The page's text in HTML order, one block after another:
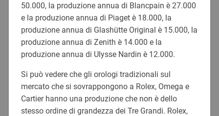
50.000, la produzione annua di Blancpain è 27.000
e la produzione annua di Piaget è 18.000, la
produzione annua di Glashütte Original è 15.000, la
produzione annua di Zenith è 14.000 e la
produzione annua di Ulysse Nardin è 12.000.
Si può vedere che gli orologi tradizionali sul
mercato che si sovrappongono a Rolex, Omega e
Cartier hanno una produzione che non è dello
stesso ordine di grandezza dei Tre Grandi. Rolex,